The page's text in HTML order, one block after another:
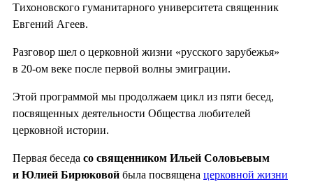
Тихоновского гуманитарного университета священник
Евгений Агеев.
Разговор шел о церковной жизни «русского зарубежья»
в 20-ом веке после первой волны эмиграции.
Этой программой мы продолжаем цикл из пяти бесед,
посвященных деятельности Общества любителей
церковной истории.
Первая беседа со священником Ильей Соловьевым
и Юлией Бирюковой была посвящена церковной жизни